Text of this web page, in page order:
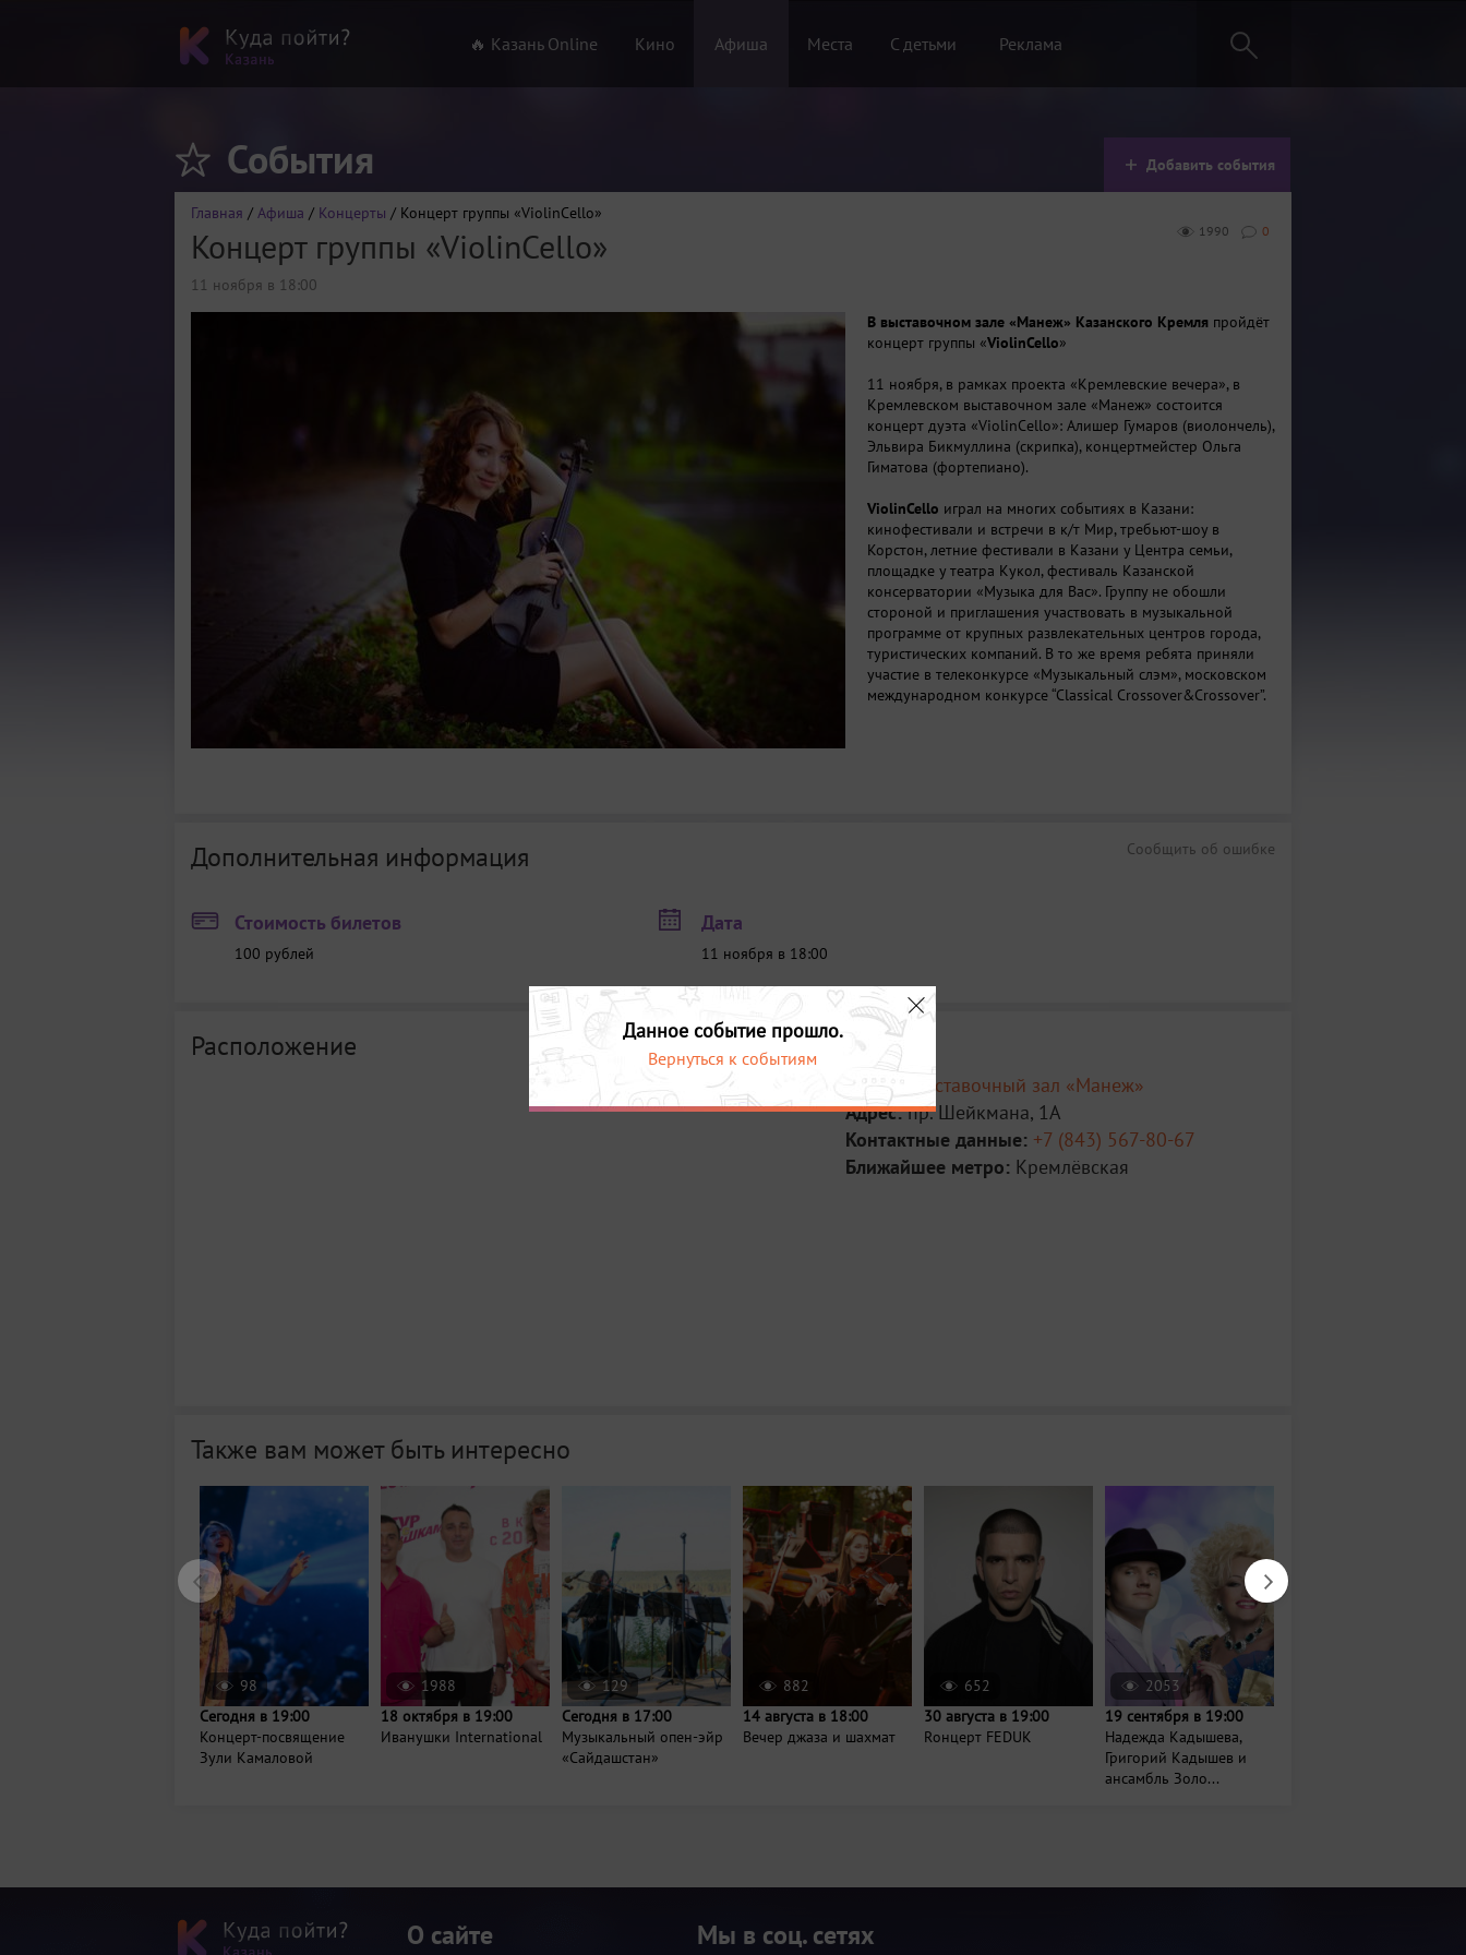
🔥 Казань Online Кино Афиша Места С детьми Реклама
События Добавить события
Главная / Афиша / Концерты / Концерт группы «ViolinCello»
0
1990
Концерт группы «ViolinCello»
11 ноября в 18:00
В выставочном зале «Манеж» Казанского Кремля пройдёт
концерт группы «ViolinCello»
11 ноября, в рамках проекта «Кремлевские вечера», в
Кремлевском выставочном зале «Манеж» состоится
концерт дуэта «ViolinCello»: Алишер Гумаров (виолончель),
Эльвира Бикмуллина (скрипка), концертмейстер Ольга
Гиматова (фортепиано).
ViolinCello играл на многих событиях в Казани:
кинофестивали и встречи в к/т Мир, требьют-шоу в
Корстон, летние фестивали в Казани у Центра семьи,
площадке у театра Кукол, фестиваль Казанской
консерватории «Музыка для Вас». Группу не обошли
стороной и приглашения участвовать в музыкальной
программе от крупных развлекательных центров города,
туристических компаний. В то же время ребята приняли
участие в телеконкурсе «Музыкальный слэм», московском
международном конкурсе “Сlassical Crossover&Crossover”.
Сообщить об ошибке
Дополнительная информация
Стоимость билетов
100 рублей
Дата
11 ноября в 18:00
Расположение
Место:
Выставочный зал «Манеж»
Адрес:пр. Шейкмана, 1А
Контактные данные: +7 (843) 567-80-67
Ближайшее метро: Кремлёвская
Также вам может быть интересно
98
Сегодня в 19:00
Концерт-посвящение
Зули Камаловой
1988
18 октября в 19:00
Иванушки International
129
Сегодня в 17:00
Музыкальный опен-эйр
«Сайдашстан»
882
14 августа в 18:00
Вечер джаза и шахмат
652
30 августа в 19:00
Rонцерт FEDUK
2053
19 сентября в 19:00
Надежда Кадышева,
Григорий Кадышев и
ансамбль Золо...
Данное событие прошло.
Вернуться к событиям
О сайте Мы в соц. сетях